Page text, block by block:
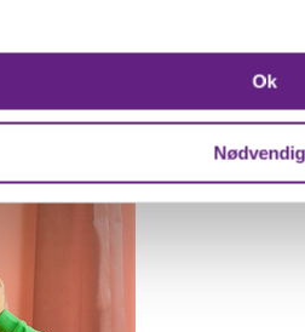
brugeroplevelsen på
vores hjemmeside med vores
Ok